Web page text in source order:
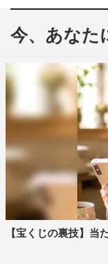
本作はスタジオと
した抽象的な風景
つの世界を表現し
を初抜擢。
高いアイドルスキ
る、まさに“ナチュ
今、あなた
【宝くじの裏技】当